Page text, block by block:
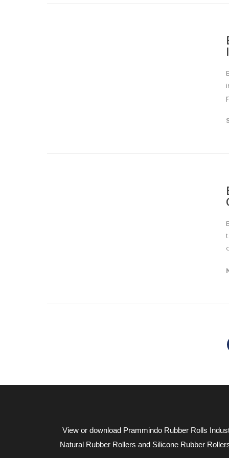
View or download Prammindo Rubber Rolls
Natural Rubber Rollers and Silicone Rubber